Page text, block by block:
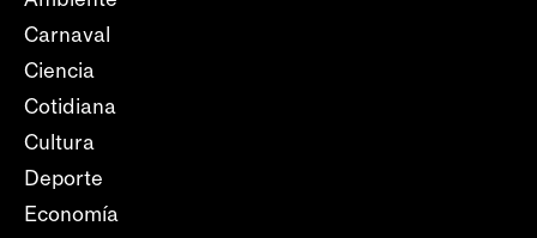
Carnaval
Ciencia
Cotidiana
Cultura
Deporte
Economía